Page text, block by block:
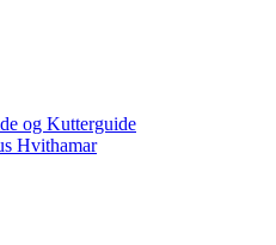
og Kutterguide
Hvithamar